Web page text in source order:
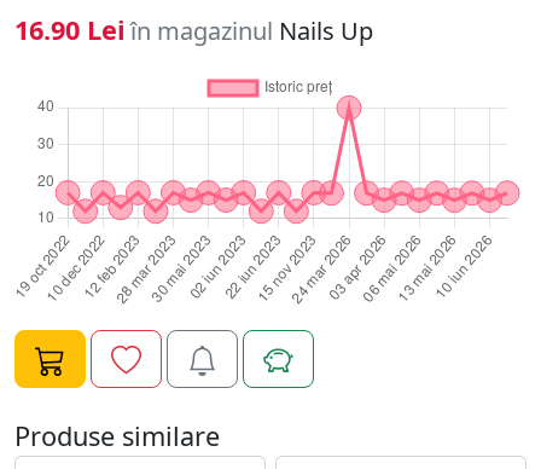
indepartare cuticula, pilire, matuire);2. Aplicati
tipsul/sablonul daca este cazul;3. Se aplica primer doar
pe unghia naturala;4. Dupa ce primerul s-a uscat, luati
cu o pensula o cantitate mica de Gel UV Constructie
FSM - 18 pe care o aplicati periat pe toata unghia;5.
Polimerizati 120 de secunde la lampa UV sau 60 de
secunde la LED;6. Aplicati apoi o cantitate potrivita de
Gel UV Constructie FSM - 18 in mijlocul unghiei;7. Se
intinde cu atentie pe toata suprafata unghiei, cu miscari
circulare, fara sa lasati gelul sa curga in zona cuticulei;8.
Polimerizati 2 minue UV/60 de secunde LED;9. Degresati
pentru fixare;10. Piliti unghia in forma dorita si, apoi,
periati pe toata suprafata unghiei un ultim strat subtire
de Gel UV Constructie FSM - 18;11. Polimerizati 120 de
secunde LED sau 3 minute UV;12. Degresati cu
cleaner.Specificatii Gel UV Constructie FSM - 18:Tip
16.90 Lei în magazinul Nails Up
Produse similare